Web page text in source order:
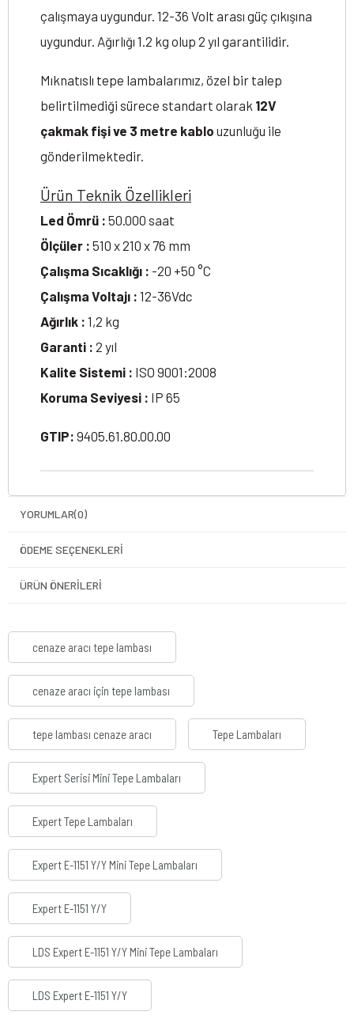
çalışmaya uygundur. 12-36 Volt arası güç çıkışına
uygundur. Ağırlığı 1.2 kg olup 2 yıl garantilidir.
Mıknatıslı tepe lambalarımız, özel bir talep
belirtilmediği sürece standart olarak 12V
çakmak fişi ve 3 metre kablo uzunluğu ile
gönderilmektedir.
Ürün Teknik Özellikleri
Led Ömrü : 50.000 saat
Ölçüler : 510 x 210 x 76 mm
Çalışma Sıcaklığı : -20 +50 °C
Çalışma Voltajı : 12-36Vdc
Ağırlık : 1,2 kg
Garanti : 2 yıl
Kalite Sistemi : ISO 9001:2008
Koruma Seviyesi : IP 65
GTIP: 9405.61.80.00.00
YORUMLAR(0)
ÖDEME SEÇENEKLERI
ÜRÜN ÖNERILERI
cenaze aracı tepe lambası
cenaze aracı için tepe lambası
tepe lambası cenaze aracı Tepe Lambaları
Expert Serisi Mini Tepe Lambaları
Expert Tepe Lambaları
Expert E-1151 Y/Y Mini Tepe Lambaları
Expert E-1151 Y/Y
LDS Expert E-1151 Y/Y Mini Tepe Lambaları
LDS Expert E-1151 Y/Y